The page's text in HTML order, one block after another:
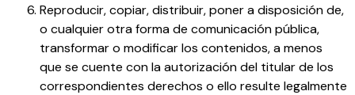
Reproducir, copiar, distribuir, poner a disposición de,
o cualquier otra forma de comunicación pública,
transformar o modificar los contenidos, a menos
que se cuente con la autorización del titular de los
correspondientes derechos o ello resulte legalmente